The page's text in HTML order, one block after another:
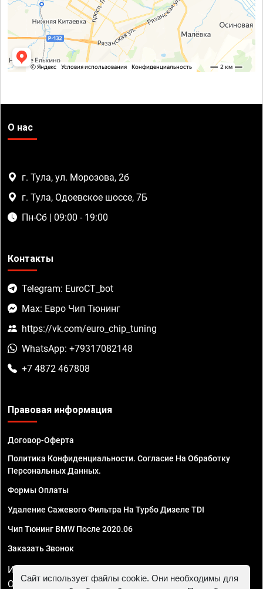
О нас
г. Тула, ул. Морозова, 2б
г. Тула, Одоевское шоссе, 7Б
Пн-Сб | 09:00 - 19:00
Контакты
Telegram: EuroCT_bot
Max: Евро Чип Тюнинг
https://vk.com/euro_chip_tuning
WhatsApp: +79317082148
+7 4872 467808
Правовая информация
Договор-Оферта
Политика Конфиденциальности. Согласие На Обработку
Персональных Данных.
Формы Оплаты
Удаление Сажевого Фильтра На Турбо Дизеле TDI
Чип Тюнинг BMW После 2020.06
Заказать Звонок
ИП Смирнов Георгий Павлович. ИНН 781302555843,
ОГРНИП 324470400032610
Сайт использует файлы cookie. Они необходимы для